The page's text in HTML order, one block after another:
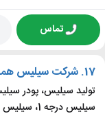
تماس
17. شرکت سیلیس
تولید سیلیس، پودر
سیلیس درجه 1، سیلیس درجه 2، سیلیس ممتاز